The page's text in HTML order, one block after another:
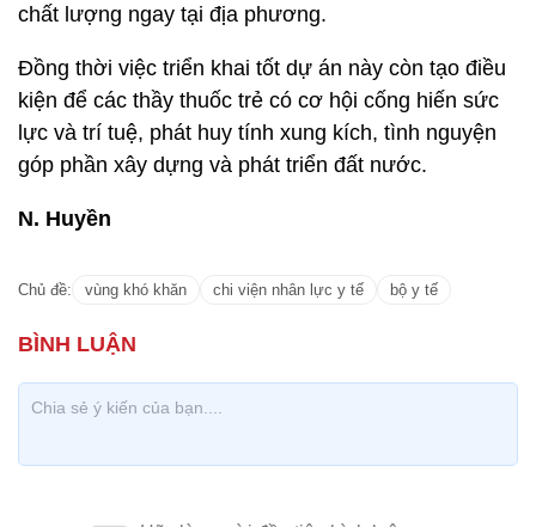
chất lượng ngay tại địa phương.
Đồng thời việc triển khai tốt dự án này còn tạo điều
kiện để các thầy thuốc trẻ có cơ hội cống hiến sức
lực và trí tuệ, phát huy tính xung kích, tình nguyện
góp phần xây dựng và phát triển đất nước.
N. Huyền
Chủ đề: vùng khó khăn chi viện nhân lực y tế bộ y tế